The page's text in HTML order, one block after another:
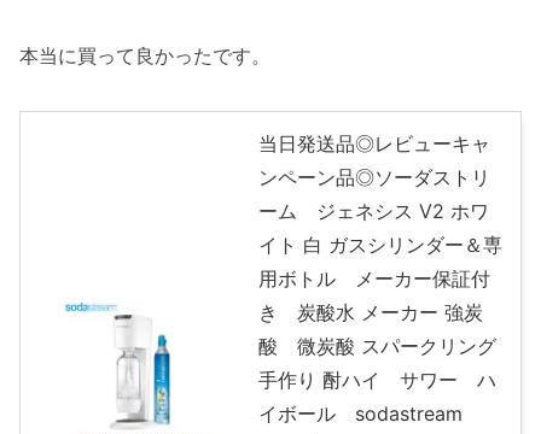
本当に買って良かったです。
当日発送品◎レビューキャ
ンペーン品◎ソーダストリ
ーム ジェネシス V2 ホワ
イト 白 ガスシリンダー＆専
用ボトル メーカー保証付
き 炭酸水 メーカー 強炭
酸 微炭酸 スパークリング
手作り 酎ハイ サワー ハ
イボール sodastream